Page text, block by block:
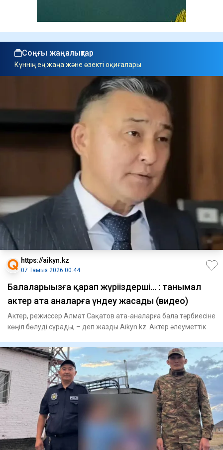
Соңғы жаңалықтар
Күннің ең жаңа және өзекті оқиғалары
https://aikyn.kz
07 Тамыз 2026 00:44
Балаларыңызға қарап жүріңіздерші... : танымал
актер ата аналарға үндеу жасады (видео)
Актер, режиссер Алмат Сақатов ата-аналарға бала тәрбиесіне
көңіл бөлуді сұрады, – деп жазды Aikyn.kz. Актер әлеуметтік